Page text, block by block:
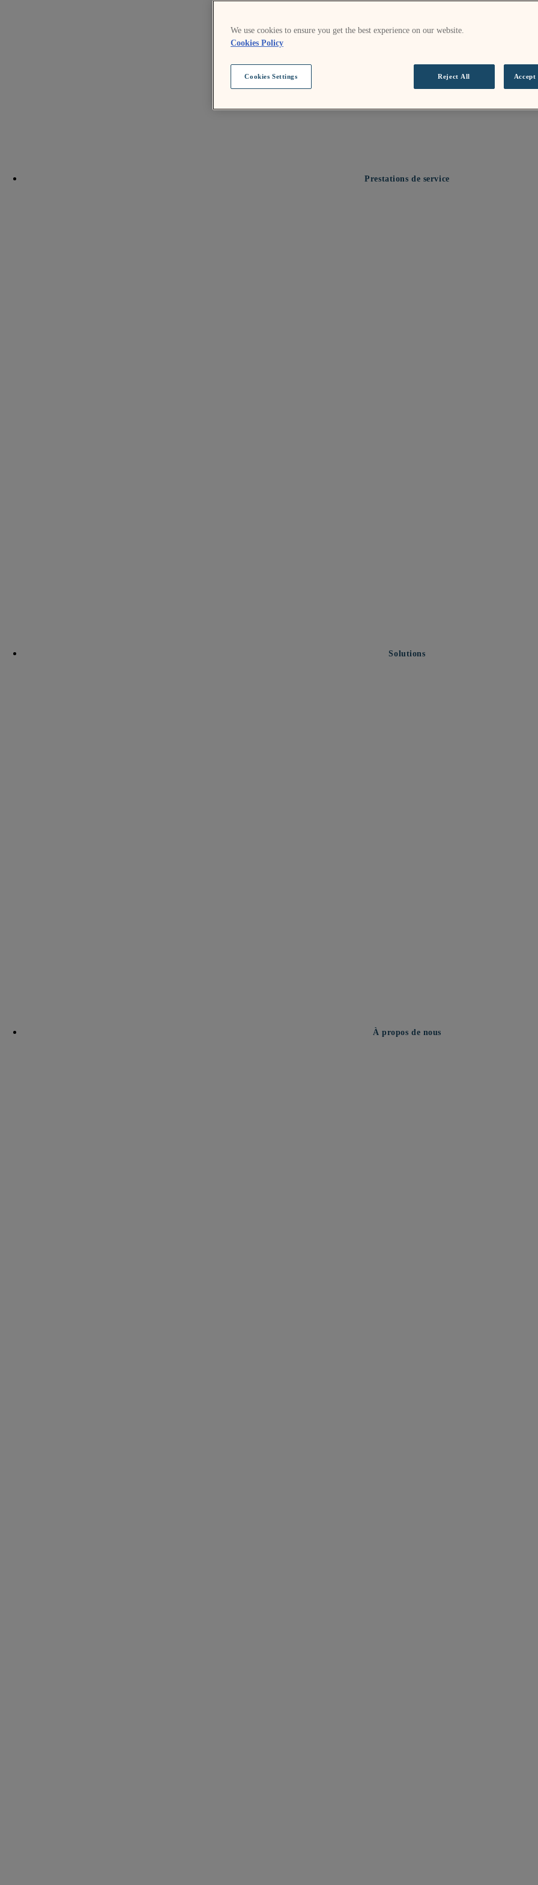
Prestations de service
Solutions
À propos de nous
We use cookies to ensure you get the best experience on our website.
Cookies Policy
Cookies Settings Reject All